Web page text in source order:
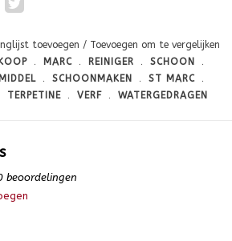
toevoegen / Toevoegen om te vergelijken
﹒ MARC ﹒ REINIGER ﹒ SCHOON
﹒
﹒ SCHOONMAKEN ﹒ ST MARC ﹒
TERPETINE ﹒ VERF ﹒ WATERGEDRAGEN
beoordelingen